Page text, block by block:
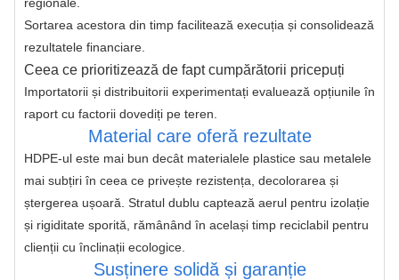
Sortarea acestora din timp facilitează execuția și consolidează
rezultatele financiare.
Ceea ce prioritizează de fapt cumpărătorii pricepuți
Importatorii și distribuitorii experimentați evaluează opțiunile în
raport cu factorii dovediți pe teren.
Material care oferă rezultate
HDPE-ul este mai bun decât materialele plastice sau metalele
mai subțiri în ceea ce privește rezistența, decolorarea și
ștergerea ușoară. Stratul dublu captează aerul pentru izolație
și rigiditate sporită, rămânând în același timp reciclabil pentru
clienții cu înclinații ecologice.
Susținere solidă și garanție